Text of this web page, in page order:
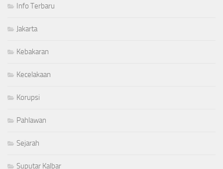
Info Terbaru
Jakarta
Kebakaran
Kecelakaan
Korupsi
Pahlawan
Sejarah
Suputar Kalbar